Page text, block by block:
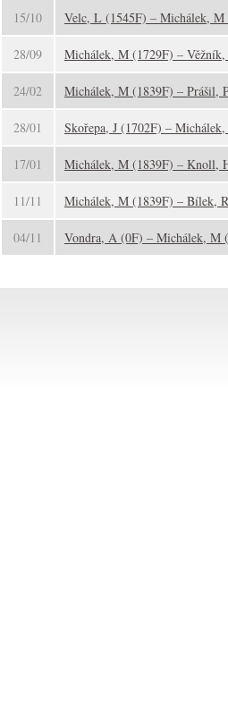
15/10 Velc, L (1545F) – Michálek, M
28/09 Michálek, M (1729F) –
24/02 Michálek, M (1839F) – Prášil,
28/01 Skořepa, J (1702F) –
17/01 Michálek, M (1839F) – Knoll,
11/11 Michálek, M (1839F) – Bílek,
04/11 Vondra, A (0F) – Michálek, M